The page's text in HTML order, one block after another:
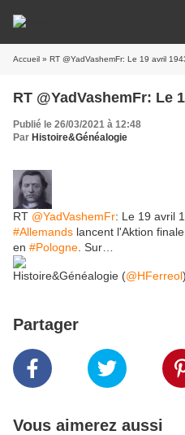
Accueil » RT @YadVashemFr: Le 19 avril
RT @YadVashemFr: Le
Publié le 26/03/2021 à 12:48
Par Histoire&Généalogie
RT @YadVashemFr: Le 19 avril
#Allemands lancent l'Aktion
en #Pologne . Sur…
Histoire&Généalogie (@HFerreol)
Partager
Vous aimerez aussi